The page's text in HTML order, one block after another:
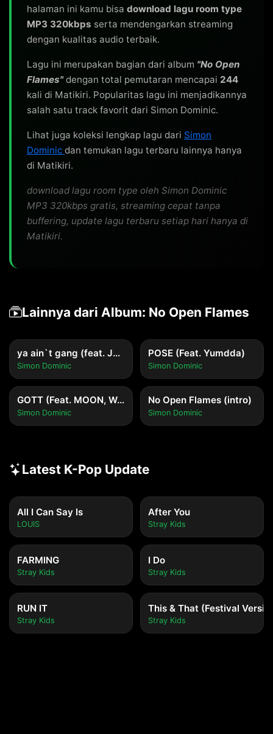
halaman ini kamu bisa download lagu room type
MP3 320kbps serta mendengarkan streaming
dengan kualitas audio terbaik.
Lagu ini merupakan bagian dari album "No Open
Flames"dengan total pemutaran mencapai 244
kali di Matikiri. Popularitas lagu ini menjadikannya
salah satu track favorit dari Simon Dominic.
Lihat juga koleksi lengkap lagu dari Simon
Dominic dan temukan lagu terbaru lainnya hanya
di Matikiri.
download lagu room type oleh Simon Dominic
MP3 320kbps gratis, streaming cepat tanpa
buffering, update lagu terbaru setiap hari hanya di
Matikiri.
Lainnya dari Album: No Open Flames
ya ain`t gang (feat. JayAllDay, SIMO of Y2K92)
Simon Dominic
POSE (Feat. Yumdda)
Simon Dominic
GOTT (Feat. MOON, Woo, Jvcki Wai)
Simon Dominic
No Open Flames (intro)
Simon Dominic
Latest K-Pop Update
All I Can Say Is
LOUIS
After You
Stray Kids
FARMING
Stray Kids
I Do
Stray Kids
RUN IT
Stray Kids
This & That (Festival
Stray Kids